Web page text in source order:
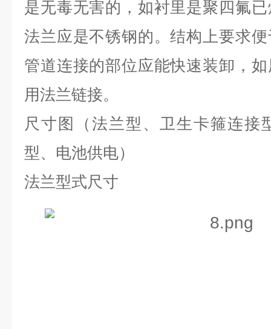
是无毒无害的，如衬里是聚四氟
法兰应是不锈钢的。结构上要求
管道连接的部位应能快速装卸，
用法兰链接。
尺寸图（法兰型、卫生卡箍连接
型、电池供电）
法兰型式尺寸